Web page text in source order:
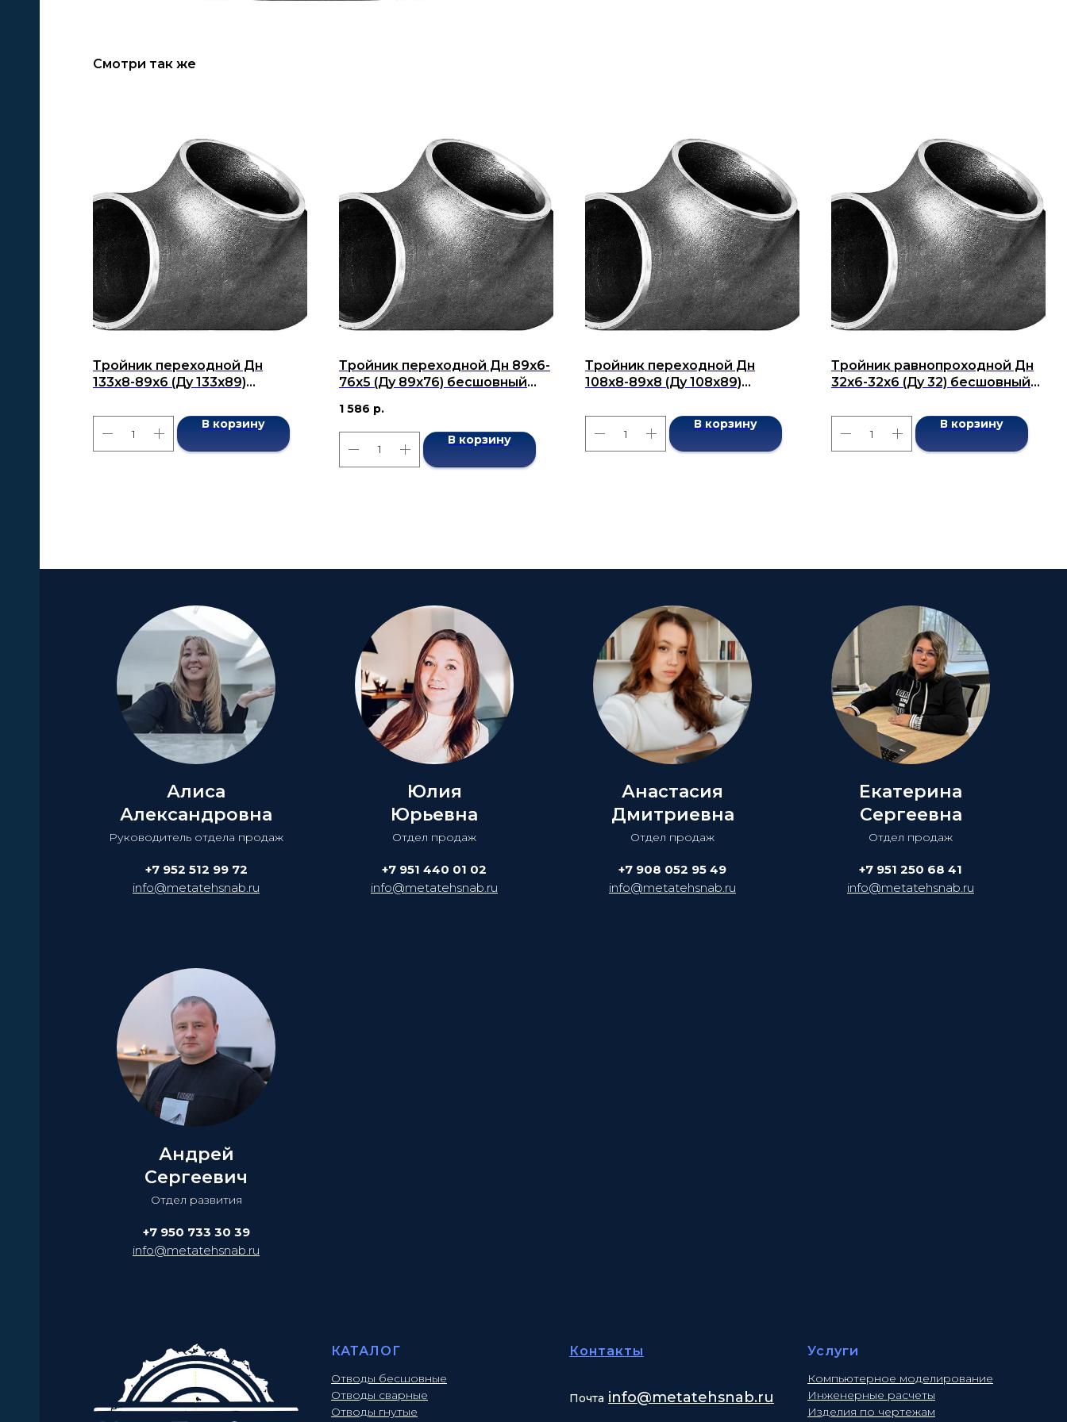
Смотри так же
Тройник переходной Дн
133x8-89x6 (Ду 133x89)
В корзину
Тройник переходной Дн 89х6-
76х5 (Ду 89х76) бесшовный
1 586 р.
В корзину
Тройник переходной Дн
108x8-89x8 (Ду 108x89)
В корзину
Тройник равнопроходной Дн
32х6-32х6 (Ду 32) бесшовный
В корзину
Алиса
Александровна
Руководитель отдела продаж
+7 952 512 99 72
info@metatehsnab.ru
Юлия
Юрьевна
Отдел продаж
+7 951 440 01 02
info@metatehsnab.ru
Анастасия
Дмитриевна
Отдел продаж
+7 908 052 95 49
info@metatehsnab.ru
Екатерина
Сергеевна
Отдел продаж
+7 951 250 68 41
info@metatehsnab.ru
Андрей
Сергеевич
Отдел развития
+7 950 733 30 39
info@metatehsnab.ru
КАТАЛОГ
Отводы бесшовные
Отводы сварные
Отводы гнутые
Контакты
Почта info@metatehsnab.ru
Услуги
Компьютерное моделирование
Инженерные расчеты
Изделия по чертежам